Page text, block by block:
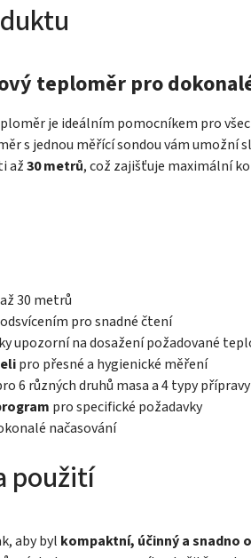
teploměr pro
je ideálním pomocníkem pro
s jednou měřící sondou vám umožní
až30 metrů, což zajišťuje maximální
30 metrů
pro snadné čtení
upozorní na dosažení požadované
pro přesné a hygienické měření
6 různých druhů masa a 4 typy přípravy
pro specifické požadavky
načasování
použití
aby byl kompaktní, účinný a snadno